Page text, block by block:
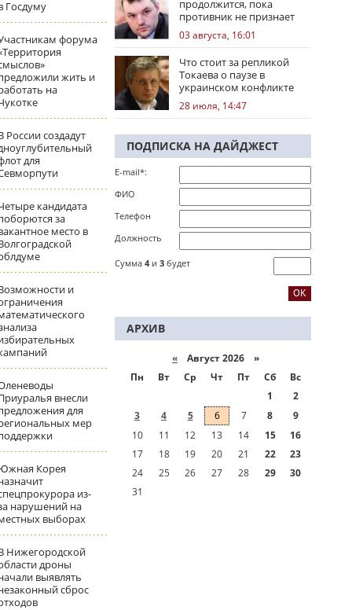
Госдуму
форума
жить и
на
России создадут
для
кандидата
за
место в
и
внесли
для
мер
Корея
из-
нарушений на
выборах
Нижегородской
дроны
выявлять
сброс
продолжится, пока
противник не признает
стратегическое
поражение
03 августа, 16:01
Что стоит за репликой
Токаева о паузе в
украинском конфликте
28 июля, 14:47
ПОДПИСКА НА ДАЙДЖЕСТ
E-mail*:
ФИО
Телефон
Должность
Сумма 4 и 3 будет
АРХИВ
« Август 2026 »
Пн
Вт Ср Чт Пт Сб
Вс
1
2
3
4 5 6 7 8
9
10
11 12 13 14 15
16
17
18 19 20 21 22
23
24
25 26 27 28 29
30
31